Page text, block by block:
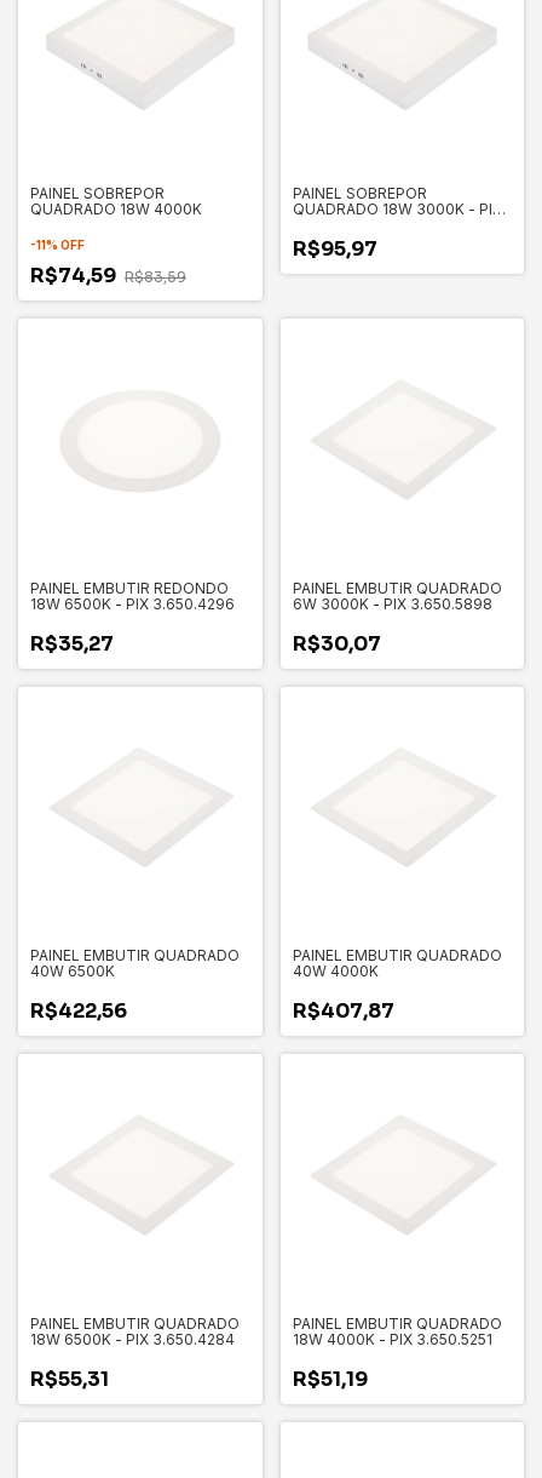
PAINEL SOBREPOR
QUADRADO 18W 4000K
-11% OFF
R$74,59 R$83,59
PAINEL SOBREPOR
QUADRADO 18W 3000K - PIX
R$95,97
PAINEL EMBUTIR REDONDO
18W 6500K - PIX 3.650.4296
R$35,27
PAINEL EMBUTIR QUADRADO
6W 3000K - PIX 3.650.5898
R$30,07
PAINEL EMBUTIR QUADRADO
40W 6500K
R$422,56
PAINEL EMBUTIR QUADRADO
40W 4000K
R$407,87
PAINEL EMBUTIR QUADRADO
18W 6500K - PIX 3.650.4284
R$55,31
PAINEL EMBUTIR QUADRADO
18W 4000K - PIX 3.650.5251
R$51,19